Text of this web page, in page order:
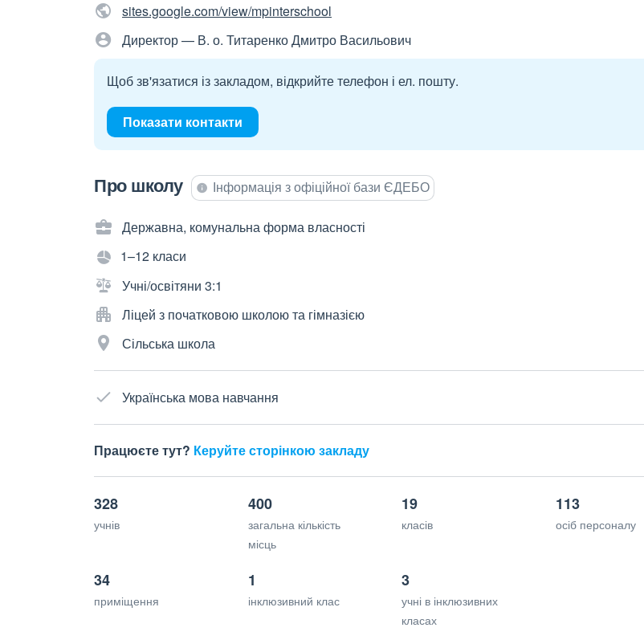
sites.google.com/view/mpinterschool
Директор — В. о. Титаренко Дмитро Васильович
Щоб зв'язатися із закладом, відкрийте телефон і ел. пошту.
Показати контакти
Про школу Інформація з офіційної бази ЄДЕБО
Державна, комунальна форма власності
1–12 класи
Учні/освітяни 3:1
Ліцей з початковою школою та гімназією
Сільська школа
Українська мова навчання
Працюєте тут? Керуйте сторінкою закладу
328
учнів
400
загальна кількість
місць
19
класів
113
осіб персоналу
34
приміщення
1
інклюзивний клас
3
учні в інклюзивних
класах